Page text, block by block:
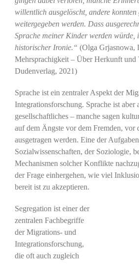
willentlich ausgelöscht, andere konnten
weitergegeben werden. Dass
Sprache meiner Kinder werden würde,
historischer Ironie.“ (Olga Grjasnowa,
Mehrsprachigkeit – Über Herkunft
Dudenverlag, 2021)
Sprache ist ein zentraler Aspekt der
Integrationsforschung. Sprache ist aber
gesellschaftliches – manche sagen
auf dem Ängste vor dem Fremden, vor
ausgetragen werden. Eine der
Sozialwissenschaften, der Soziologie,
Mechanismen solcher Konflikte
der Frage einhergehen, wie viel
bereit ist zu akzeptieren.
Segregation ist einer der
zentralen Fachbegriffe
der Migrations- und
Integrationsforschung,
die oft auch zugleich